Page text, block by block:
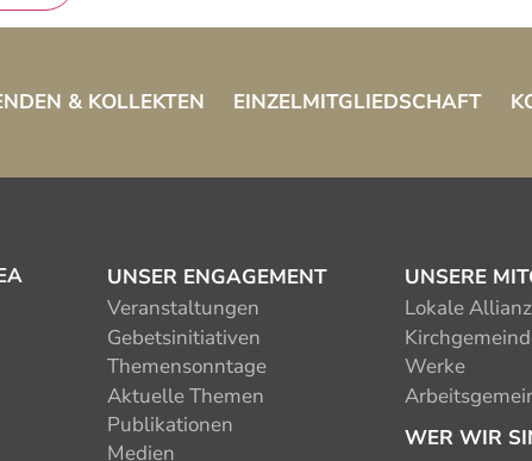
& KOLLEKTEN EINZELMITGLIEDSCHAFT
UNSER ENGAGEMENT
Veranstaltungen
Gebetsinitiativen
Themensonntage
Aktuelle Themen
Publikationen
Medien
UNSERE
Lokale
Werke
WER WIR